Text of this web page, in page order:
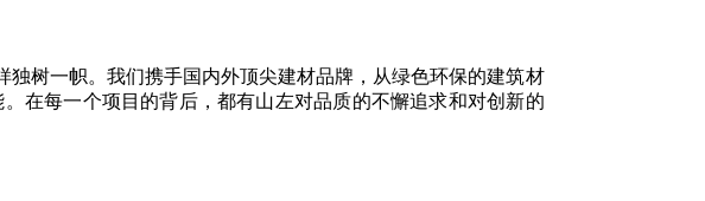
树一帜。我们携手国内外顶尖建材品牌，从绿色环保的建筑材
在每一个项目的背后，都有山左对品质的不懈追求和对创新的